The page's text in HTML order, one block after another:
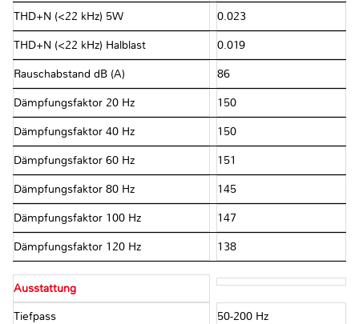
THD+N (<22 kHz) 5W 0.023
THD+N (<22 kHz) Halblast 0.019
Rauschabstand dB (A) 86
Dämpfungsfaktor 20 Hz 150
Dämpfungsfaktor 40 Hz 150
Dämpfungsfaktor 60 Hz 151
Dämpfungsfaktor 80 Hz 145
Dämpfungsfaktor 100 Hz 147
Dämpfungsfaktor 120 Hz 138
Ausstattung
Tiefpass 50-200 Hz